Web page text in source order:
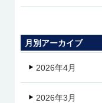
月別アーカイブ
2026年4月
2026年3月